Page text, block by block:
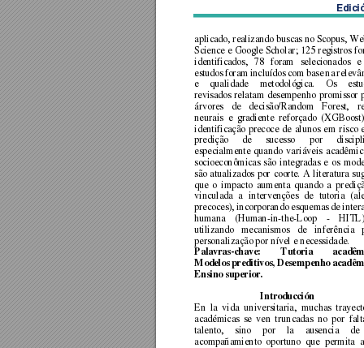
aplicado, realizando buscas no Scopus, We
Science e Google Scholar; 125 registros
identificados,
78 foram selecionados
e
estudos foram incluídos com base na
e
qualidade metodológica. Os
revisados relatam desempenho promissor
árvores
de decisão/Random Forest,
neurais
e gradiente reforçado
identificação precoce de alunos em risco
predição
de sucesso por
especialmente quando variáveis
socioeconômicas são integradas e os
são atualizados por coorte. A literatura
que o impacto aumenta quando a
vinculada
a intervenções de tutoria
precoces), incorporando esquemas de
humana
(Human-in-the-Loop -
utilizando
mecanismos de inferência
personalização por nível e necessidade.
Palavras-chave: Tutoria
Modelos preditivos, Desempenho ac
Ensino superior.
Introducción
En la vida universitaria, muchas
académicas se ven truncadas no por
talento,
sino por la ausencia
de
acompañamiento oportuno que permita